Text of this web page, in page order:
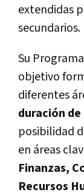
extendidas
secundarios.
Su
objetivo
diferentes
duración de
posibilidad
en áreas
Finanzas,
Recursos